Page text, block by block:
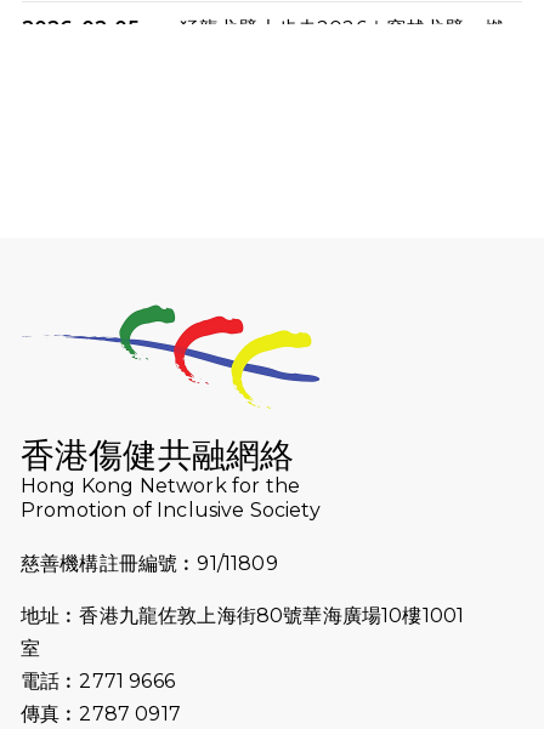
2026-02-05
猛龍戈壁大步走2026｜穿越戈壁．燃
2025-09-08 渣打香港馬拉松2026 慈善計劃
Lockton Fearless Dragon Trail
Run 2025
2025-08-07 諾德 x 猛龍慈善共融音樂夜2025
🌟
2025-06-15
會及愛。匯聚商龍會支持！
香港傷健共融網絡
Hong Kong Network for the
Promotion of Inclusive Society
慈善機構註冊編號︰91/11809
地址︰香港九龍佐敦上海街80號華海廣場10樓1001
室
電話︰2771 9666
傳真︰2787 0917